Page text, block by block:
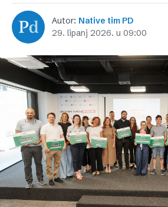
Autor: Native tim PD
29. lipanj 2026. u 09:00